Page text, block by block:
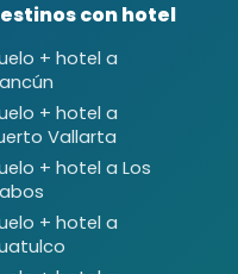
con hotel
+ hotel a
+ hotel a
Vallarta
+ hotel a Los
+ hotel a